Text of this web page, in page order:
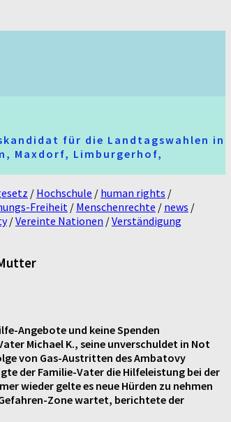
für die Landtagswahlen in
Maxdorf, Limburgerhof,
/ Hochschule / human rights /
Freiheit / Menschenrechte / news /
/Vereinte Nationen /Verständigung
Angebote und keine Spenden
Michael K., seine unverschuldet in Not
von Gas-Austritten des Ambatovy
der Familie-Vater die Hilfeleistung bei der
wieder gelte es neue Hürden zu nehmen
Zone wartet, berichtete der